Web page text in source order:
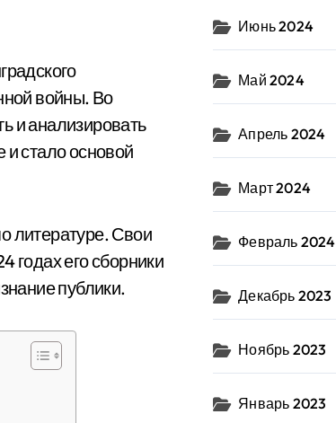
войны. Во
и анализировать
стало основой
литературе. Свои
годах его сборники
публики.
Июнь 2024
Май 2024
Апрель 2024
Март 2024
Февраль 2024
Декабрь 2023
Ноябрь 2023
Январь 2023